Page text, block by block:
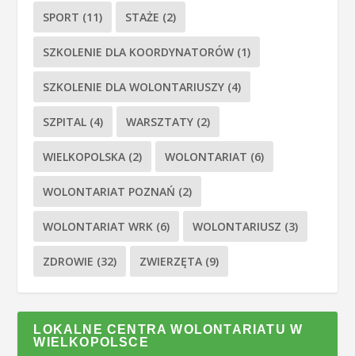
SPORT (11) STAŻE (2)
SZKOLENIE DLA KOORDYNATORÓW (1)
SZKOLENIE DLA WOLONTARIUSZY (4)
SZPITAL (4) WARSZTATY (2)
WIELKOPOLSKA (2) WOLONTARIAT (6)
WOLONTARIAT POZNAŃ (2)
WOLONTARIAT WRK (6) WOLONTARIUSZ (3)
ZDROWIE (32) ZWIERZĘTA (9)
LOKALNE CENTRA WOLONTARIATU W
WIELKOPOLSCE